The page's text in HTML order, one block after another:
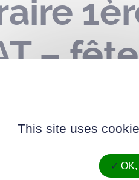
–
–
This site uses
OK,